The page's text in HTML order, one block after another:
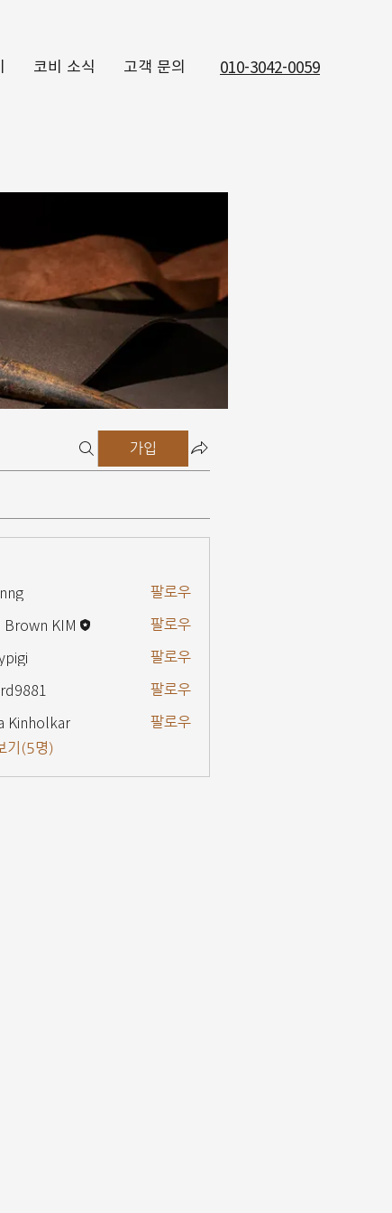
코비 소식 고객 문의 010-3042-0059
가입
팔로우
Brown KIM 팔로우
팔로우
팔로우
Kinholkar
팔로우
기(5명)